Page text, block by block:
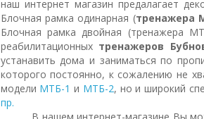
наш интернет магазин предалагает
Блочная рамка одинарная (тренажера
Блочная рамка двойная (тренажера
реабилитационных тренажеров
устанавить дома и заниматься по
которого постоянно, к сожалению не
модели МТБ-1 и МТБ-2, но и широкий
пр.